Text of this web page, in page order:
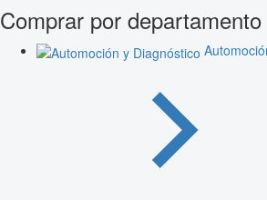
Comprar por departamento